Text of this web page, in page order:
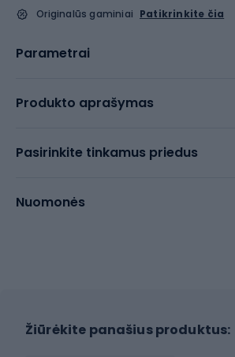
Originalūs gaminiai Patikrinkite čia
Parametrai
Produkto aprašymas
Pasirinkite tinkamus priedus
Nuomonės
Žiūrėkite panašius produktus: